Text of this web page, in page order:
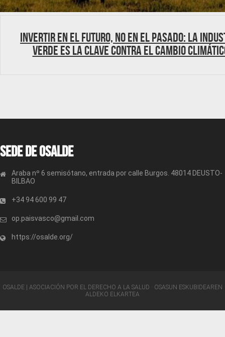
Invertir en el futuro, no en el pasado: La
verde es la clave contra el cambio
Sede de OSALDE
Araba nº 6 semisótano, entrada por calle Burgos. 48014 DEUSTO-
BILBAO
+34 94 600 99 47
op.paisvasco@gmail.com
https://osalde.org/
OSALDE | ASOCIACIÓN POR EL DERECHO A LA SALUD · OSASUN ESKUBIDEAREN
ALDEKO ELKARTEA